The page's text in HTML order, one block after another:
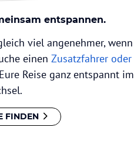
entspannen.
viel angenehmer, wenn
einen Zusatzfahrer oder
Reise ganz entspannt im
FINDEN